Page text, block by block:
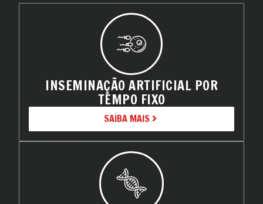
INSEMINAÇÃO ARTIFICIAL POR
TEMPO FIXO
SAIBA MAIS